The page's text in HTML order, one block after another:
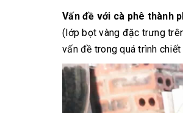
Vấn đề với cà phê thành
(lớp bọt vàng đặc trưng
vấn đề trong quá trình